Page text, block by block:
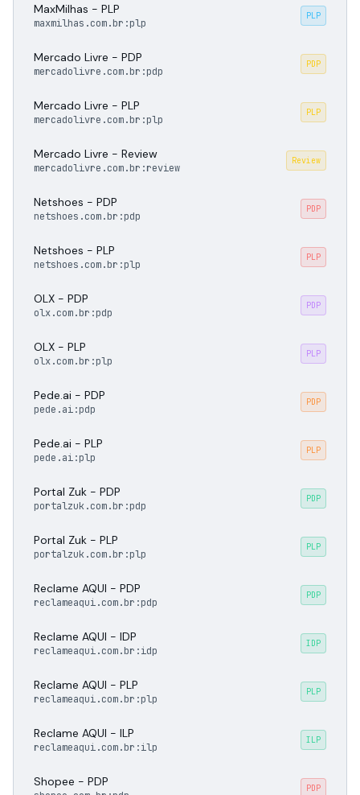
MaxMilhas - PLP
maxmilhas.com.br:plp
PLP
Mercado Livre - PDP
mercadolivre.com.br:pdp
PDP
Mercado Livre - PLP
mercadolivre.com.br:plp
PLP
Mercado Livre - Review
mercadolivre.com.br:review
Review
Netshoes - PDP
netshoes.com.br:pdp
PDP
Netshoes - PLP
netshoes.com.br:plp
PLP
OLX - PDP
olx.com.br:pdp
PDP
OLX - PLP
olx.com.br:plp
PLP
Pede.ai - PDP
pede.ai:pdp
PDP
Pede.ai - PLP
pede.ai:plp
PLP
Portal Zuk - PDP
portalzuk.com.br:pdp
PDP
Portal Zuk - PLP
portalzuk.com.br:plp
PLP
Reclame AQUI - PDP
reclameaqui.com.br:pdp
PDP
Reclame AQUI - IDP
reclameaqui.com.br:idp
IDP
Reclame AQUI - PLP
reclameaqui.com.br:plp
PLP
Reclame AQUI - ILP
reclameaqui.com.br:ilp
ILP
Shopee - PDP PDP